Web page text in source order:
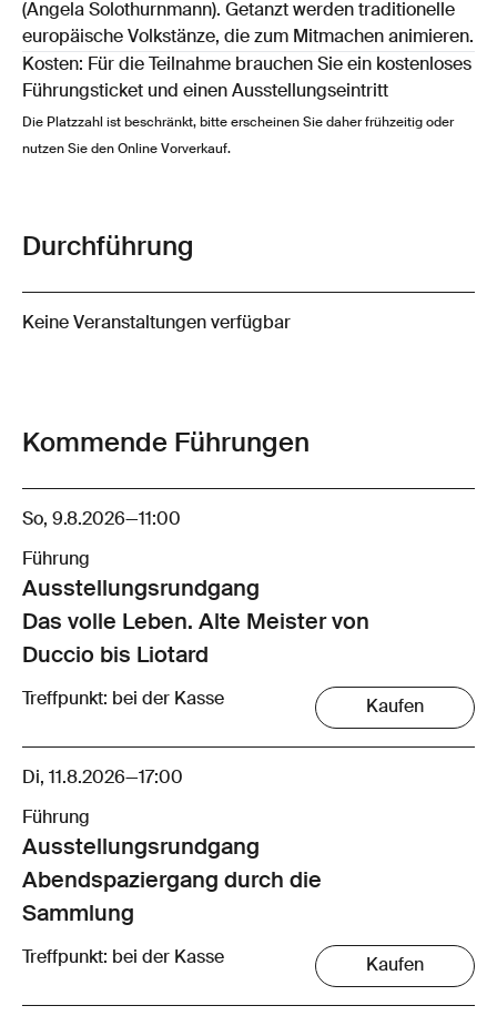
(Angela Solothurnmann). Getanzt werden traditionelle
europäische Volkstänze, die zum Mitmachen animieren.
Kosten: Für die Teilnahme brauchen Sie ein kostenloses
Führungsticket und einen Ausstellungseintritt
Die Platzzahl ist beschränkt, bitte erscheinen Sie daher frühzeitig oder
nutzen Sie den Online Vorverkauf.
Durchführung
Keine Veranstaltungen verfügbar
Kommende Führungen
So, 9.8.2026—11:00
Führung
Ausstellungsrund­gang
Das volle Leben. Alte Meister von
Duccio bis Liotard
Treffpunkt: bei der Kasse Kaufen
Di, 11.8.2026—17:00
Führung
Ausstellungsrund­gang
Abendspaziergang durch die
Sammlung
Treffpunkt: bei der Kasse Kaufen